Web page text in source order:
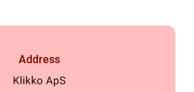
Address